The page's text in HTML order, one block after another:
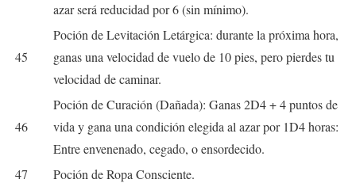
azar será reducidad por 6 (sin mínimo).
45
Poción de Levitación Letárgica: durante la próxima hora,
ganas una velocidad de vuelo de 10 pies, pero pierdes tu
velocidad de caminar.
46
Poción de Curación (Dañada): Ganas 2D4 + 4 puntos de
vida y gana una condición elegida al azar por 1D4 horas:
Entre envenenado, cegado, o ensordecido.
47
Poción de Ropa Consciente.